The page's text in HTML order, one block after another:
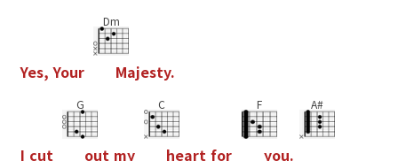
Yes, Your
Dm
Majesty.
I cut
G
out my
C
heart for
F
you.
A#